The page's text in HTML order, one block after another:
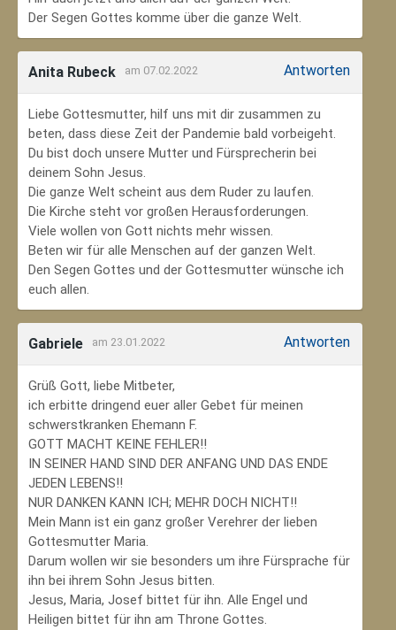
Der Segen Gottes komme über die ganze Welt.
Anita Rubeck am 07.02.2022 Antworten
Liebe Gottesmutter, hilf uns mit dir zusammen zu
beten, dass diese Zeit der Pandemie bald vorbeigeht.
Du bist doch unsere Mutter und Fürsprecherin bei
deinem Sohn Jesus.
Die ganze Welt scheint aus dem Ruder zu laufen.
Die Kirche steht vor großen Herausforderungen.
Viele wollen von Gott nichts mehr wissen.
Beten wir für alle Menschen auf der ganzen Welt.
Den Segen Gottes und der Gottesmutter wünsche ich
euch allen.
Gabriele am 23.01.2022 Antworten
Grüß Gott, liebe Mitbeter,
ich erbitte dringend euer aller Gebet für meinen
schwerstkranken Ehemann F.
GOTT MACHT KEINE FEHLER!!
IN SEINER HAND SIND DER ANFANG UND DAS ENDE
JEDEN LEBENS!!
NUR DANKEN KANN ICH; MEHR DOCH NICHT!!
Mein Mann ist ein ganz großer Verehrer der lieben
Gottesmutter Maria.
Darum wollen wir sie besonders um ihre Fürsprache für
ihn bei ihrem Sohn Jesus bitten.
Jesus, Maria, Josef bittet für ihn. Alle Engel und
Heiligen bittet für ihn am Throne Gottes.